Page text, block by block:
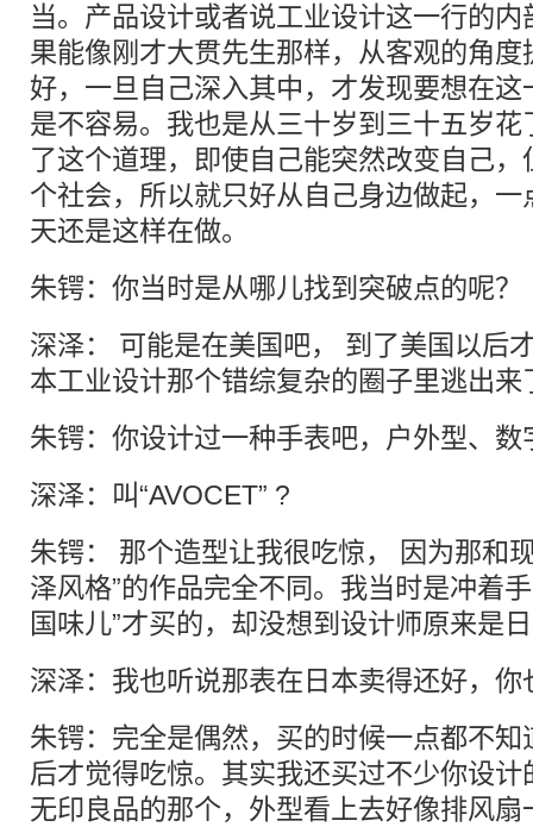
当。产品设计或者说工业设计这一行的
果能像刚才大贯先生那样，从客观的角
好，一旦自己深入其中，才发现要想在
是不容易。我也是从三十岁到三十五岁
了这个道理，即使自己能突然改变自己
个社会，所以就只好从自己身边做起，
天还是这样在做。
朱锷：你当时是从哪儿找到突破点的呢？
深泽： 可能是在美国吧， 到了美国以后
本工业设计那个错综复杂的圈子里逃出来
朱锷：你设计过一种手表吧，户外型、数
深泽：叫“AVOCET” ?
朱锷： 那个造型让我很吃惊， 因为那和
泽风格”的作品完全不同。我当时是冲着
国味儿”才买的，却没想到设计师原来是
深泽：我也听说那表在日本卖得还好，你
朱锷：完全是偶然，买的时候一点都不
后才觉得吃惊。其实我还买过不少你设
无印良品的那个，外型看上去好像排风